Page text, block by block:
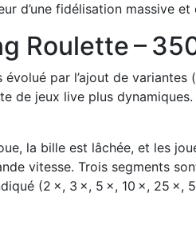
fidélisation massive et
Roulette –
par l’ajout de
jeux live plus
la bille est lâchée, et les
vitesse. Trois segments
(2 ×, 3 ×, 5 ×, 10 ×, 25 ×,